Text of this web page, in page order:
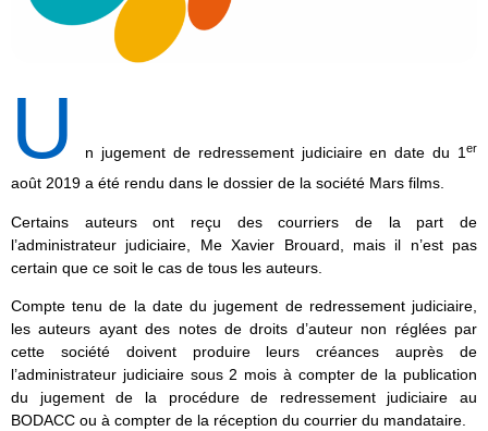
U n jugement de redressement judiciaire en date du 1er
août 2019 a été rendu dans le dossier de la société Mars films.
Certains auteurs ont reçu des courriers de la part de
l’administrateur judiciaire, Me Xavier Brouard, mais il n’est pas
certain que ce soit le cas de tous les auteurs.
Compte tenu de la date du jugement de redressement judiciaire,
les auteurs ayant des notes de droits d’auteur non réglées par
cette société doivent produire leurs créances auprès de
l’administrateur judiciaire sous 2 mois à compter de la publication
du jugement de la procédure de redressement judiciaire au
BODACC ou à compter de la réception du courrier du mandataire.